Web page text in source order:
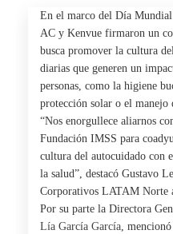
En el marco del Día
AC y Kenvue firmaron un
busca promover la cultura
diarias que generen un
personas, como la higiene
protección solar o el manejo
“Nos enorgullece aliarnos
Fundación IMSS para
cultura del autocuidado con
la salud”, destacó Gustavo
Corporativos LATAM Norte
Por su parte la Directora
Lía García García,